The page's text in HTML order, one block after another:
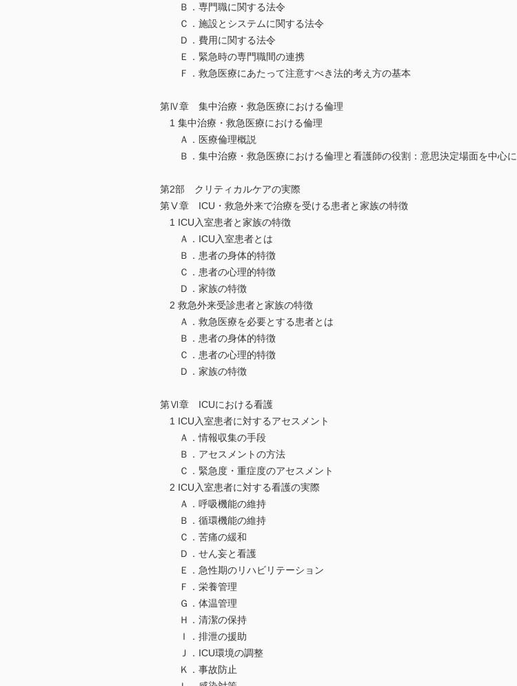
Ｂ．専門職に関する法令
Ｃ．施設とシステムに関する法令
Ｄ．費用に関する法令
Ｅ．緊急時の専門職間の連携
Ｆ．救急医療にあたって注意すべき法的考え方の基本
第Ⅳ章 集中治療・救急医療における倫理
1 集中治療・救急医療における倫理
Ａ．医療倫理概説
Ｂ．集中治療・救急医療における倫理と看護師の役割：意思決定場面を中心に
第2部 クリティカルケアの実際
第Ⅴ章 ICU・救急外来で治療を受ける患者と家族の特徴
1 ICU入室患者と家族の特徴
Ａ．ICU入室患者とは
Ｂ．患者の身体的特徴
Ｃ．患者の心理的特徴
Ｄ．家族の特徴
2 救急外来受診患者と家族の特徴
Ａ．救急医療を必要とする患者とは
Ｂ．患者の身体的特徴
Ｃ．患者の心理的特徴
Ｄ．家族の特徴
第Ⅵ章 ICUにおける看護
1 ICU入室患者に対するアセスメント
Ａ．情報収集の手段
Ｂ．アセスメントの方法
Ｃ．緊急度・重症度のアセスメント
2 ICU入室患者に対する看護の実際
Ａ．呼吸機能の維持
Ｂ．循環機能の維持
Ｃ．苦痛の緩和
Ｄ．せん妄と看護
Ｅ．急性期のリハビリテーション
Ｆ．栄養管理
Ｇ．体温管理
Ｈ．清潔の保持
Ｉ．排泄の援助
Ｊ．ICU環境の調整
Ｋ．事故防止